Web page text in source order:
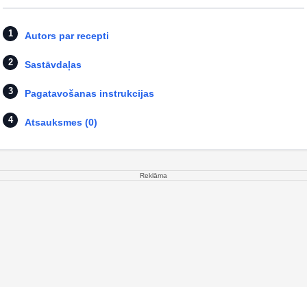
Autors par recepti
Sastāvdaļas
Pagatavošanas instrukcijas
Atsauksmes (0)
Reklāma